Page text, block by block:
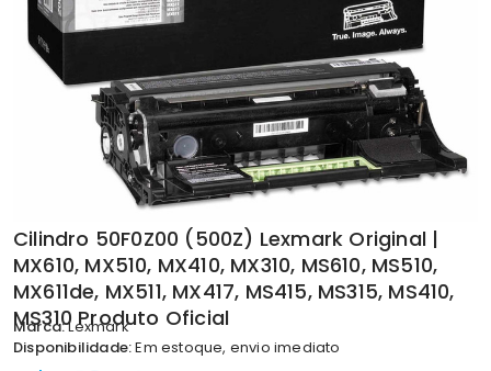
Cilindro 50F0Z00 (500Z) Lexmark Original |
MX610, MX510, MX410, MX310, MS610, MS510,
MX611de, MX511, MX417, MS415, MS315, MS410,
MS310 Produto Oficial
Marca:Lexmark
Disponibilidade:Em estoque, envio imediato